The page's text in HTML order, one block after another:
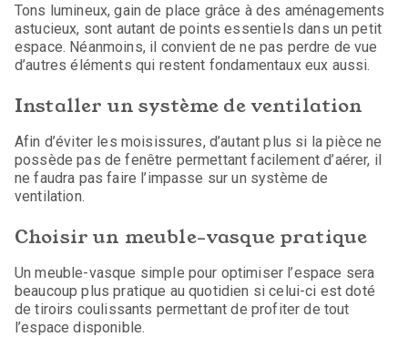
Tons lumineux, gain de place grâce à des aménagements
astucieux, sont autant de points essentiels dans un petit
espace. Néanmoins, il convient de ne pas perdre de vue
d’autres éléments qui restent fondamentaux eux aussi.
Installer un système de ventilation
Afin d’éviter les moisissures, d’autant plus si la pièce ne
possède pas de fenêtre permettant facilement d’aérer, il
ne faudra pas faire l’impasse sur un système de
ventilation.
Choisir un meuble-vasque pratique
Un meuble-vasque simple pour optimiser l’espace sera
beaucoup plus pratique au quotidien si celui-ci est doté
de tiroirs coulissants permettant de profiter de tout
l’espace disponible.